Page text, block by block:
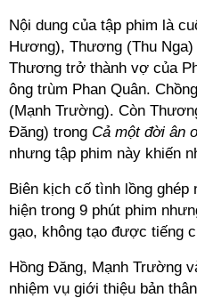
Nội dung của tập phim là
Hương), Thương (Thu Nga)
Thương trở thành vợ của
ông trùm Phan Quân.
(Mạnh Trường). Còn
Đăng) trong Cả một đời ân
nhưng tập phim này khiến
Biên kịch cố tình lồng ghép
hiện trong 9 phút phim
gạo, không tạo được tiếng
Hồng Đăng, Mạnh Trường
nhiệm vụ giới thiệu bản